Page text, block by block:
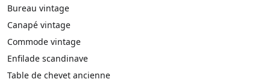
Bureau vintage
Canapé vintage
Commode vintage
Enfilade scandinave
Table de chevet ancienne